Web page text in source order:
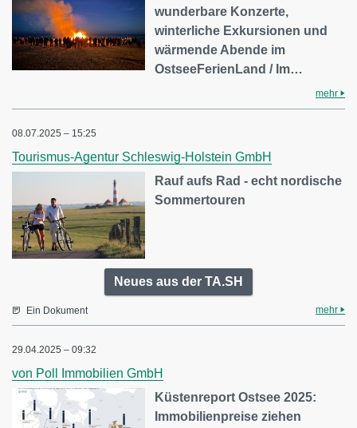
wunderbare Konzerte,
winterliche Exkursionen und
wärmende Abende im
OstseeFerienLand / Im…
mehr
08.07.2025 – 15:25
Tourismus-Agentur Schleswig-Holstein GmbH
Rauf aufs Rad - echt nordische
Sommertouren
Neues aus der TA.SH
Ein Dokument mehr
29.04.2025 – 09:32
von Poll Immobilien GmbH
Küstenreport Ostsee 2025:
Immobilienpreise ziehen